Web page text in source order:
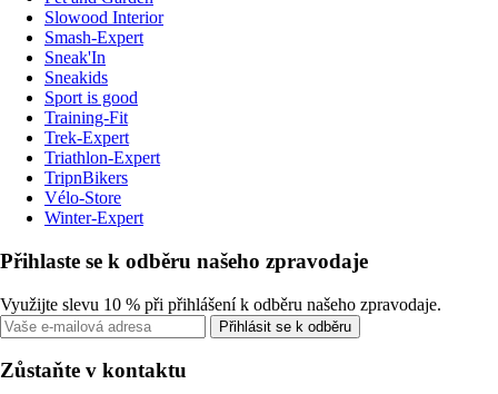
Slowood Interior
Smash-Expert
Sneak'In
Sneakids
Sport is good
Training-Fit
Trek-Expert
Triathlon-Expert
TripnBikers
Vélo-Store
Winter-Expert
Přihlaste se k odběru našeho zpravodaje
Využijte slevu 10 % při přihlášení k odběru našeho zpravodaje.
Přihlásit se k odběru
Zůstaňte v kontaktu